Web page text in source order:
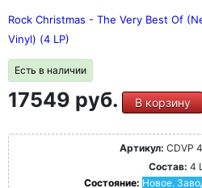
Rock Christmas - The Very Best Of
Vinyl) (4 LP)
Есть в наличии
17549 руб. В корзину
Артикул: CDVP
Состав: 4
Состояние: Новое.